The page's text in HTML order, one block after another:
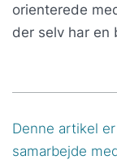
orienterede
der selv har en
Denne artikel
samarbejde